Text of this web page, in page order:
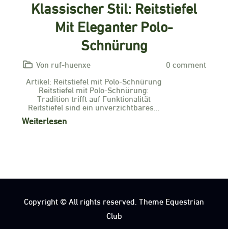
Klassischer Stil: Reitstiefel
Mit Eleganter Polo-
Schnürung
Von ruf-huenxe
0 comment
Artikel: Reitstiefel mit Polo-Schnürung
Reitstiefel mit Polo-Schnürung:
Tradition trifft auf Funktionalität
Reitstiefel sind ein unverzichtbares…
Weiterlesen
Copyright © All rights reserved. Theme Equestrian
Club